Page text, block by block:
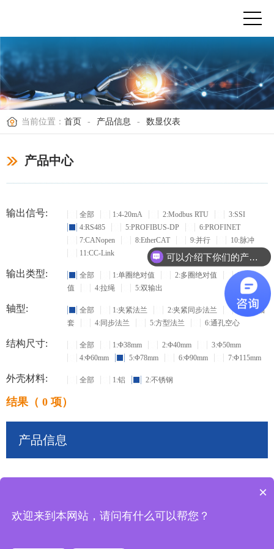
当前位置： 首页 - 产品信息 - 数显仪表
产品中心
输出信号: 全部 1:4-20mA 2:Modbus RTU
3:SSI
4:RS485
5:PROFIBUS-DP
6:PROFINET
7:CANopen
8:EtherCAT 9:并行
10:脉冲
11:CC-Link
输出类型: 全部 1:单圈绝对值 2:多圈绝对值
3:增量
值
4:拉绳 5:双输出
轴型: 全部 1:夹紧法兰 2:夹紧同步法兰
3:盲孔轴
套
4:同步法兰 5:方型法兰 6:通孔空心
结构尺寸: 全部 1:Φ38mm 2:Φ40mm
3:Φ50mm
4:Φ60mm
5:Φ78mm 6:Φ90mm 7:Φ115mm
外壳材料: 全部 1:铝 2:不锈钢
结果（ 0 项）
产品信息
可以介绍下你们的产品么？
×
欢迎来到本网站，请问有什么可以帮您？